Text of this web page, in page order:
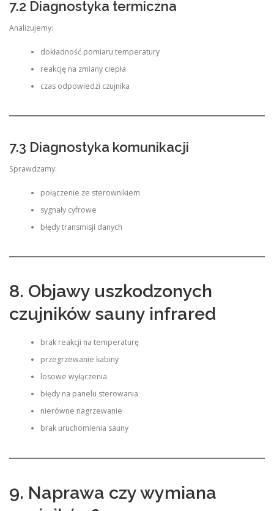
7.2 Diagnostyka termiczna
Analizujemy:
dokładność pomiaru temperatury
reakcję na zmiany ciepła
czas odpowiedzi czujnika
7.3 Diagnostyka komunikacji
Sprawdzamy:
połączenie ze sterownikiem
sygnały cyfrowe
błędy transmisji danych
8. Objawy uszkodzonych
czujników sauny infrared
brak reakcji na temperaturę
przegrzewanie kabiny
losowe wyłączenia
błędy na panelu sterowania
nierówne nagrzewanie
brak uruchomienia sauny
9. Naprawa czy wymiana